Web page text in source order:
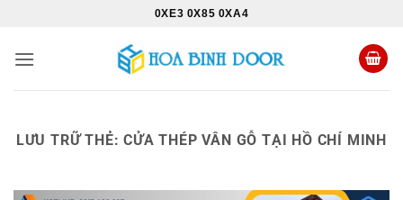
nội
0XE3 0X85 0XA4
LƯU TRỮ THẺ:CỬA THÉP VÂN GỖ TẠI HỒ CHÍ MINH